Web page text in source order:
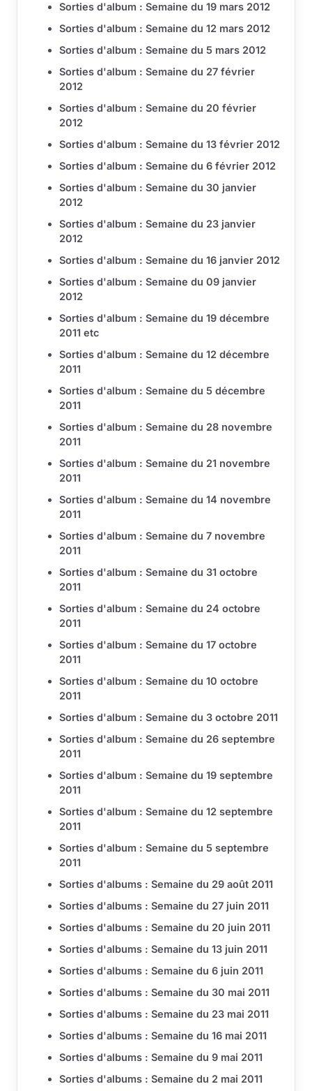
Sorties d'album : Semaine du 19 mars 2012
Sorties d'album : Semaine du 12 mars 2012
Sorties d'album : Semaine du 5 mars 2012
Sorties d'album : Semaine du 27 février
2012
Sorties d'album : Semaine du 20 février
2012
Sorties d'album : Semaine du 13 février 2012
Sorties d'album : Semaine du 6 février 2012
Sorties d'album : Semaine du 30 janvier
2012
Sorties d'album : Semaine du 23 janvier
2012
Sorties d'album : Semaine du 16 janvier 2012
Sorties d'album : Semaine du 09 janvier
2012
Sorties d'album : Semaine du 19 décembre
2011 etc
Sorties d'album : Semaine du 12 décembre
2011
Sorties d'album : Semaine du 5 décembre
2011
Sorties d'album : Semaine du 28 novembre
2011
Sorties d'album : Semaine du 21 novembre
2011
Sorties d'album : Semaine du 14 novembre
2011
Sorties d'album : Semaine du 7 novembre
2011
Sorties d'album : Semaine du 31 octobre
2011
Sorties d'album : Semaine du 24 octobre
2011
Sorties d'album : Semaine du 17 octobre
2011
Sorties d'album : Semaine du 10 octobre
2011
Sorties d'album : Semaine du 3 octobre 2011
Sorties d'album : Semaine du 26 septembre
2011
Sorties d'album : Semaine du 19 septembre
2011
Sorties d'album : Semaine du 12 septembre
2011
Sorties d'album : Semaine du 5 septembre
2011
Sorties d'albums : Semaine du 29 août 2011
Sorties d'albums : Semaine du 27 juin 2011
Sorties d'albums : Semaine du 20 juin 2011
Sorties d'albums : Semaine du 13 juin 2011
Sorties d'albums : Semaine du 6 juin 2011
Sorties d'albums : Semaine du 30 mai 2011
Sorties d'albums : Semaine du 23 mai 2011
Sorties d'albums : Semaine du 16 mai 2011
Sorties d'albums : Semaine du 9 mai 2011
Sorties d'albums : Semaine du 2 mai 2011